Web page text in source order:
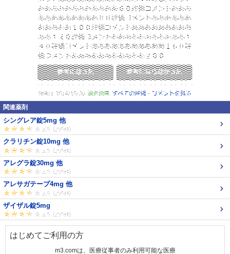
関連薬剤
シングレア錠5mg 他
クラリチン錠10mg 他
アレグラ錠30mg 他
アレサガテープ4mg 他
ザイザル錠5mg
はじめてご利用の方
m3.comは、医療従事者のみ利用可能な医療